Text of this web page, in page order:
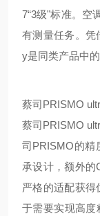
7“3级"标准。空
有测量任务。凭
y是同类产品中的
蔡司PRISMO
蔡司PRISMO
司PRISMO的精
承设计，额外的
严格的适配获得
于需要实现高度